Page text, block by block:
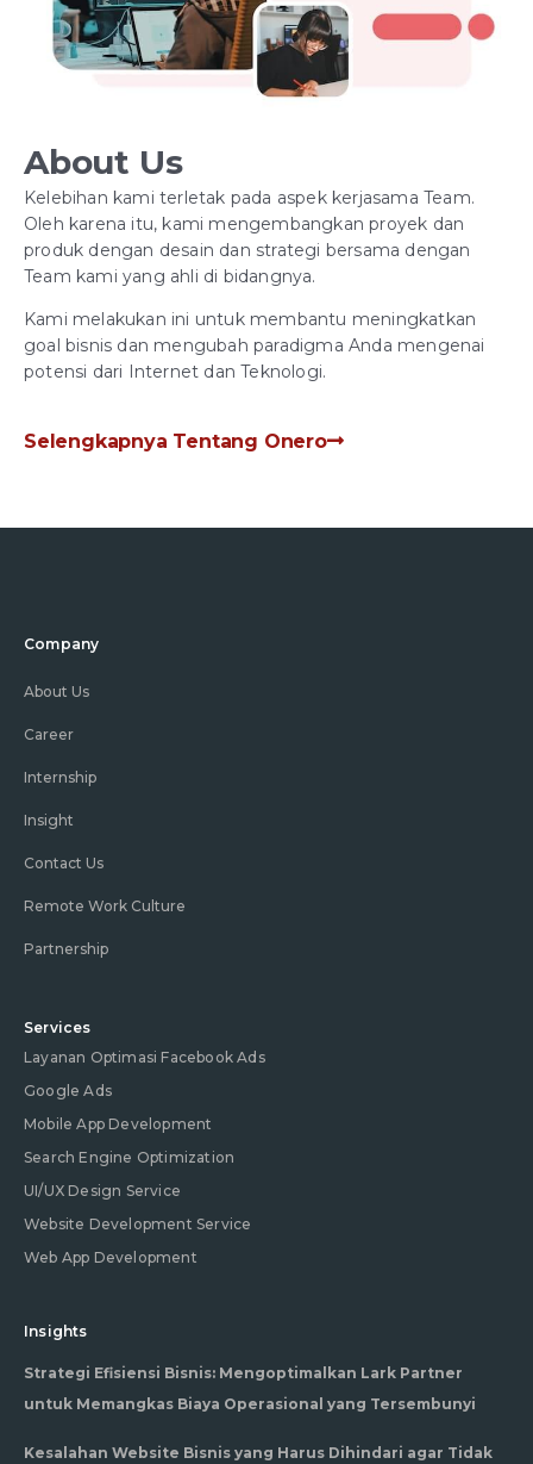
About Us
Kelebihan kami terletak pada aspek kerjasama Team.
Oleh karena itu, kami mengembangkan proyek dan
produk dengan desain dan strategi bersama dengan
Team kami yang ahli di bidangnya.
Kami melakukan ini untuk membantu meningkatkan
goal bisnis dan mengubah paradigma Anda mengenai
potensi dari Internet dan Teknologi.
Selengkapnya Tentang Onero
Company
About Us
Career
Internship
Insight
Contact Us
Remote Work Culture
Partnership
Services
Layanan Optimasi Facebook Ads
Google Ads
Mobile App Development
Search Engine Optimization
UI/UX Design Service
Website Development Service
Web App Development
Insights
Strategi Efisiensi Bisnis: Mengoptimalkan Lark Partner
untuk Memangkas Biaya Operasional yang Tersembunyi
Kesalahan Website Bisnis yang Harus Dihindari agar Tidak